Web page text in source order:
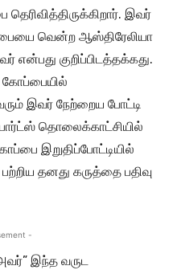
இவர்
வென்ற ஆஸ்திரேலியா
என்பது குறிப்பிடத்தக்கது.
கோப்பையில்
இவர் நேற்றைய போட்டி
தொலைக்காட்சியில்
இறுதிப்போட்டியில்
தனது கருத்தை பதிவு
-
இந்த வருட